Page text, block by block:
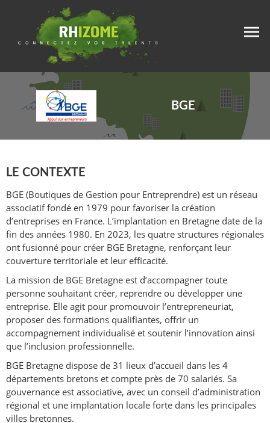
BGE
LE CONTEXTE
BGE (Boutiques de Gestion pour Entreprendre) est un réseau
associatif fondé en 1979 pour favoriser la création
d’entreprises en France. L’implantation en Bretagne date de la
fin des années 1980. En 2023, les quatre structures régionales
ont fusionné pour créer BGE Bretagne, renforçant leur
couverture territoriale et leur efficacité.
La mission de BGE Bretagne est d’accompagner toute
personne souhaitant créer, reprendre ou développer une
entreprise. Elle agit pour promouvoir l’entrepreneuriat,
proposer des formations qualifiantes, offrir un
accompagnement individualisé et soutenir l’innovation ainsi
que l’inclusion professionnelle.
BGE Bretagne dispose de 31 lieux d’accueil dans les 4
départements bretons et compte près de 70 salariés. Sa
gouvernance est associative, avec un conseil d’administration
régional et une implantation locale forte dans les principales
villes bretonnes.